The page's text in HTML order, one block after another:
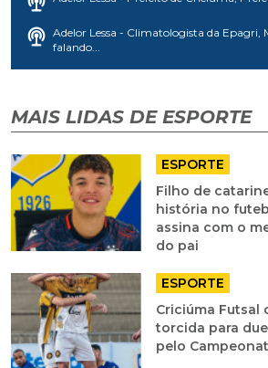
Adelor Lessa - Climatologista da Epagri,
falando...
MAIS LIDAS DE ESPORTE
ESPORTE
Filho de
história no
assina com o
do pai
ESPORTE
Criciúma Futsal
torcida para
pelo